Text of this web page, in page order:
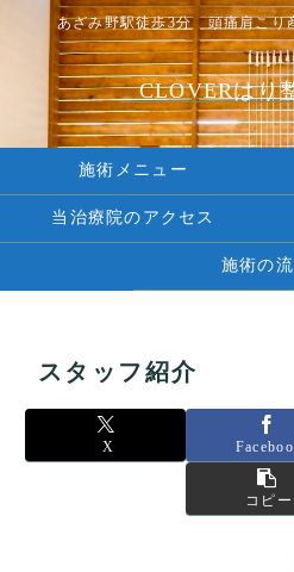
あざみ野駅徒歩3分 頭痛肩こり
CLOVERはり
施術メニュー
当治療院のアクセス
施術の
スタッフ紹介
X
コピー